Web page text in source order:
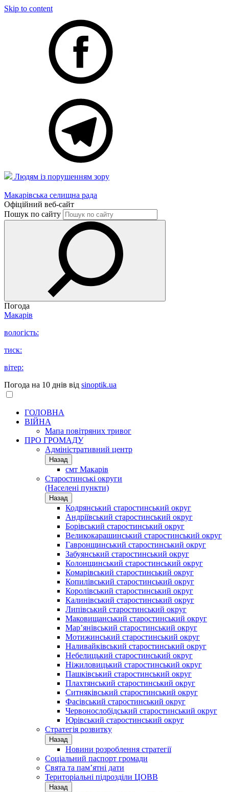
Skip to content
Людям із порушенням зору
Макарівська селищна рада
Офіційний веб-сайт
Пошук по сайту
Погода
Макарів
вологість:
тиск:
вітер:
Погода на 10 днів від sinoptik.ua
ГОЛОВНА
ВІЙНА
Мапа повітряних тривог
ПРО ГРОМАДУ
Aдміністративний центр
Назад
смт Макарів
Старостинські округи
(Населені пункти)
Назад
Кодрянський старостинський округ
Андріївський старостинський округ
Борівський старостинський округ
Великокарашинський старостинський округ
Гавронщинський старостинський округ
Забуянський старостинський округ
Колонщинський старостинський округ
Комарівський старостинський округ
Копилівський старостинський округ
Королівський старостинський округ
Калинівський старостинський округ
Липівський старостинський округ
Маковищанський старостинський округ
Мар’янівський старостинський округ
Мотижинський старостинський округ
Наливайківський старостинський округ
Небелицький старостинський округ
Ніжиловицький старостинський округ
Пашківський старостинський округ
Плахтянський старостинський округ
Ситняківський старостинський округ
Фасівський старостинський округ
Червонослобідський старостинський округ
Юрівський старостинський округ
Стратегія розвитку
Назад
Новини розроблення стратегії
Соціальний паспорт громади
Свята та пам’ятні дати
Територіальні підрозділи ЦОВВ
Назад